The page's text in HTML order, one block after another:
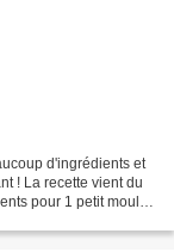
d'ingrédients et
! La recette vient du
pour 1 petit moule